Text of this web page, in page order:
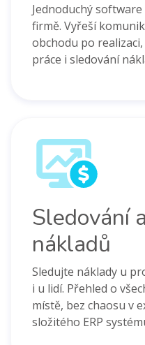
Jednoduchý
firmě. Vyřeší
obchodu po
práce i sledování
Sledování
nákladů
Sledujte náklady u
i u lidí. Přehled o
místě, bez chaosu v
složitého ERP